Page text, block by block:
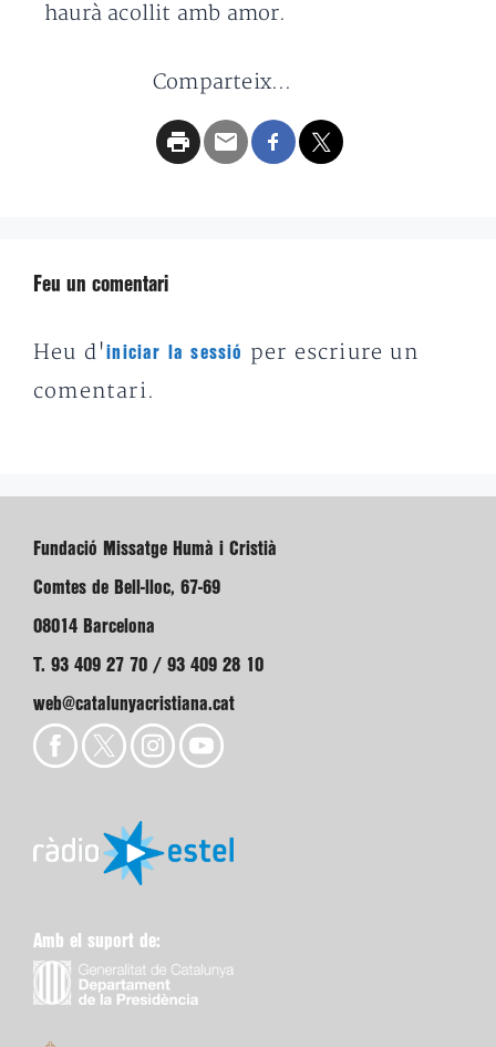
haurà acollit amb amor.
Comparteix...
Feu un comentari
Heu d'iniciar la sessió
per escriure un
comentari.
Fundació Missatge Humà i Cristià
Comtes de Bell-lloc, 67-69
08014 Barcelona
T. 93 409 27 70 / 93 409 28 10
web@catalunyacristiana.cat
Amb el suport de: